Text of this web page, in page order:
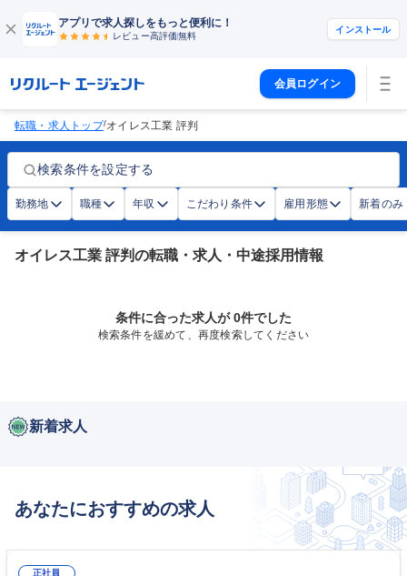
アプリで求人探しをもっと便利に！
レビュー高評価無料
インストール
会員ログイン
転職・求人トップ/オイレス工業 評判
検索条件を設定する
勤務地 職種 年収 こだわり条件 雇用形態 新着のみ
オイレス工業 評判の転職・求人・中途採用情報
条件に合った求人が 0件でした
検索条件を緩めて、再度検索してください
新着求人
あなたにおすすめの求人
正社員